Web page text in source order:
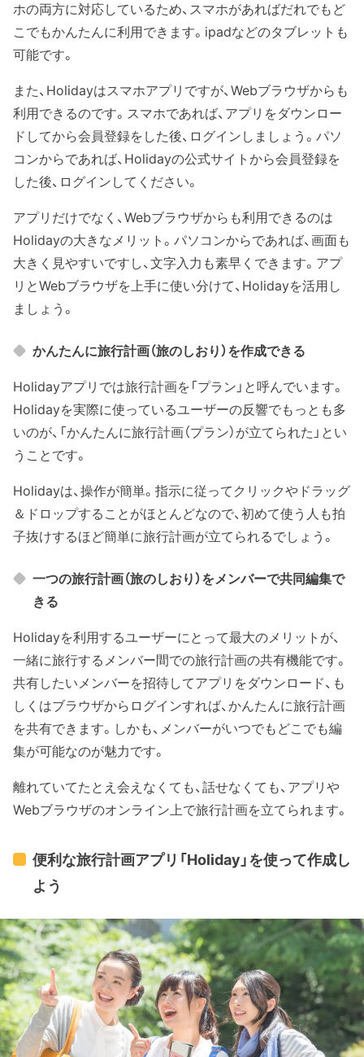
ホの両方に対応しているため、スマホがあればだれでもど
こでもかんたんに利用できます。ipadなどのタブレットも
可能です。
また、Holidayはスマホアプリですが、Webブラウザからも
利用できるのです。スマホであれば、アプリをダウンロー
ドしてから会員登録をした後、ログインしましょう。パソ
コンからであれば、Holidayの公式サイトから会員登録を
した後、ログインしてください。
アプリだけでなく、Webブラウザからも利用できるのは
Holidayの大きなメリット。パソコンからであれば、画面も
大きく見やすいですし、文字入力も素早くできます。アプ
リとWebブラウザを上手に使い分けて、Holidayを活用し
ましょう。
かんたんに旅行計画（旅のしおり）を作成できる
Holidayアプリでは旅行計画を「プラン」と呼んでいます。
Holidayを実際に使っているユーザーの反響でもっとも多
いのが、「かんたんに旅行計画（プラン）が立てられた」とい
うことです。
Holidayは、操作が簡単。指示に従ってクリックやドラッグ
＆ドロップすることがほとんどなので、初めて使う人も拍
子抜けするほど簡単に旅行計画が立てられるでしょう。
一つの旅行計画（旅のしおり）をメンバーで共同編集で
きる
Holidayを利用するユーザーにとって最大のメリットが、
一緒に旅行するメンバー間での旅行計画の共有機能です。
共有したいメンバーを招待してアプリをダウンロード、も
しくはブラウザからログインすれば、かんたんに旅行計画
を共有できます。しかも、メンバーがいつでもどこでも編
集が可能なのが魅力です。
離れていてたとえ会えなくても、話せなくても、アプリや
Webブラウザのオンライン上で旅行計画を立てられます。
便利な旅行計画アプリ「Holiday」を使って作成し
よう